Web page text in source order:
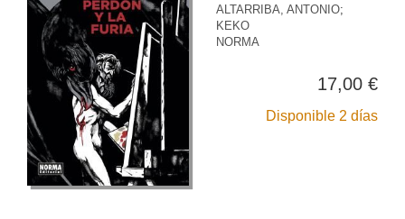
ALTARRIBA, ANTONIO;
KEKO
NORMA
17,00 €
Disponible 2 días